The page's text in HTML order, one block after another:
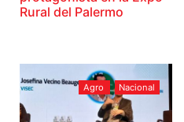
Rural del Palermo
Agro Nacional